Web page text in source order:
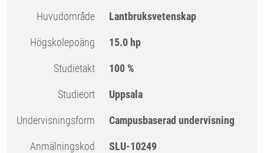
Huvudområde Lantbruksvetenskap
högskolepoäng 15.0 hp
Studietakt 100 %
Studieort Uppsala
Undervisningsform Campusbaserad undervisning
Anmälningskod SLU-10249